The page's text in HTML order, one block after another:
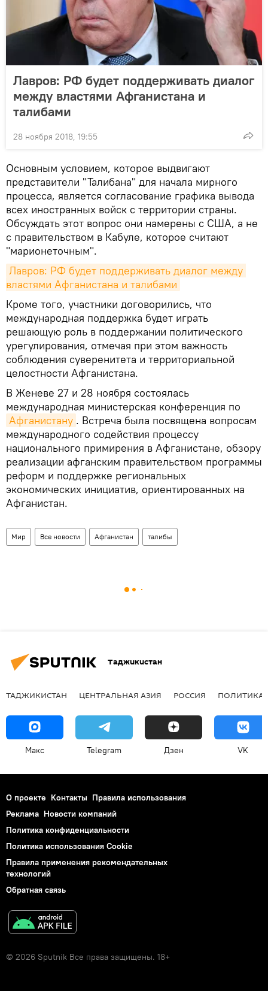
Лавров: РФ будет поддерживать диалог
между властями Афганистана и
талибами
28 ноября 2018, 19:55
Основным условием, которое выдвигают
представители "Талибана" для начала мирного
процесса, является согласование графика вывода
всех иностранных войск с территории страны.
Обсуждать этот вопрос они намерены с США, а не
с правительством в Кабуле, которое считают
"марионеточным".
Лавров: РФ будет поддерживать диалог между
властями Афганистана и талибами
Кроме того, участники договорились, что
международная поддержка будет играть
решающую роль в поддержании политического
урегулирования, отмечая при этом важность
соблюдения суверенитета и территориальной
целостности Афганистана.
В Женеве 27 и 28 ноября состоялась
международная министерская конференция по
Афганистану . Встреча была посвящена вопросам
международного содействия процессу
национального примирения в Афганистане, обзору
реализации афганским правительством программы
реформ и поддержке региональных
экономических инициатив, ориентированных на
Афганистан.
Мир Все новости Афганистан талибы
Таджикистан
ТАДЖИКИСТАН ЦЕНТРАЛЬНАЯ АЗИЯ РОССИЯ ПОЛИТИКА
Макс Telegram Дзен VK
О проекте Контакты Правила использования
Реклама Новости компаний
Политика конфиденциальности
Политика использования Cookie
Правила применения рекомендательных
технологий
Обратная связь
© 2026 Sputnik Все права защищены. 18+